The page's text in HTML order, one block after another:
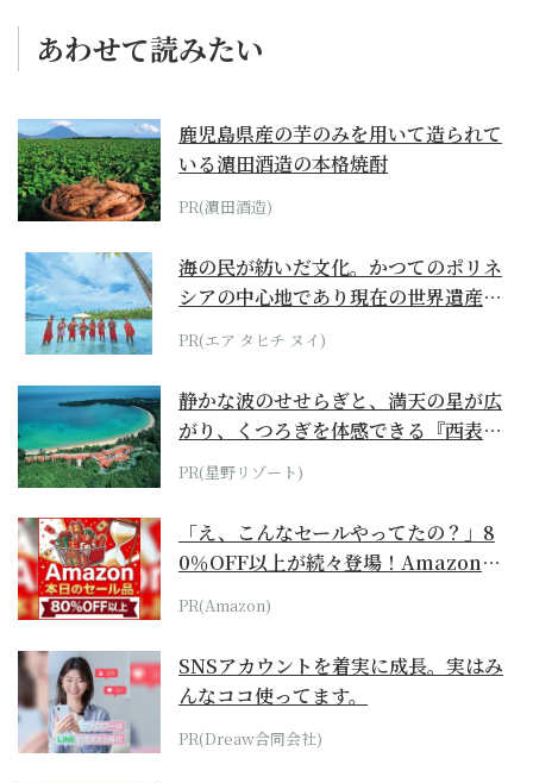
あわせて読みたい
鹿児島県産の芋のみを用いて造られて
いる濵田酒造の本格焼酎
PR(濵田酒造)
海の民が紡いだ文化。かつてのポリネ
シアの中心地であり現在の世界遺産か
らみえてくる...
PR(エア タヒチ ヌイ)
静かな波のせせらぎと、満天の星が広
がり、くつろぎを体感できる『西表島
ホテル by...
PR(星野リゾート)
「え、こんなセールやってたの？」8
0％OFF以上が続々登場！Amazonの
本気が...
PR(Amazon)
SNSアカウントを着実に成長。実はみ
んなココ使ってます。
PR(Dreaw合同会社)